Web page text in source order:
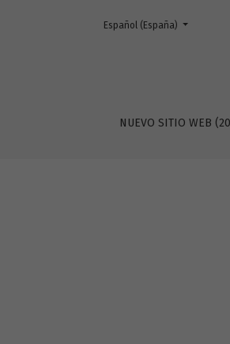
Avisos
NUEVO SITIO WEB
Cambiar el idioma. El actual es:
Español (España)